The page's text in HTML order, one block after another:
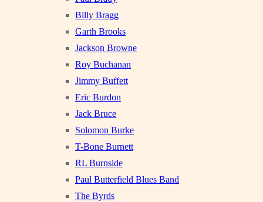
Billy Bragg
Garth Brooks
Jackson Browne
Roy Buchanan
Jimmy Buffett
Eric Burdon
Jack Bruce
Solomon Burke
T-Bone Burnett
RL Burnside
Paul Butterfield Blues Band
The Byrds